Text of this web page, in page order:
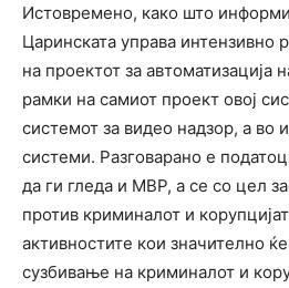
Истовремено, како што
Царинската управа интензивно
на проектот за автоматизација
рамки на самиот проект овој
системот за видео надзор, а во
системи. Разговарано е
да ги гледа и МВР, а се со цел
против криминалот и
активностите кои значително
сузбивање на криминалот и